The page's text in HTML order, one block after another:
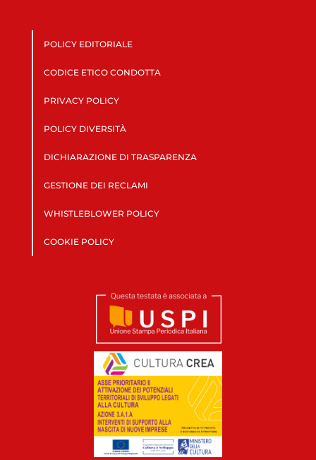
POLICY EDITORIALE
CODICE ETICO CONDOTTA
PRIVACY POLICY
POLICY DIVERSITÀ
DICHIARAZIONE DI TRASPARENZA
GESTIONE DEI RECLAMI
WHISTLEBLOWER POLICY
COOKIE POLICY